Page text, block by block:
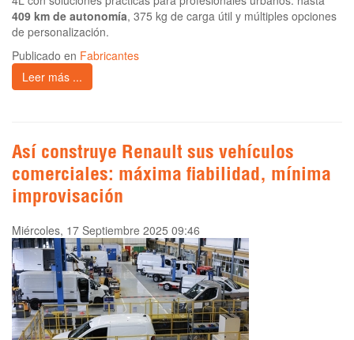
409 km de autonomía, 375 kg de carga útil y múltiples opciones
de personalización.
Publicado en Fabricantes
Leer más ...
Así construye Renault sus vehículos
comerciales: máxima fiabilidad, mínima
improvisación
Miércoles, 17 Septiembre 2025 09:46